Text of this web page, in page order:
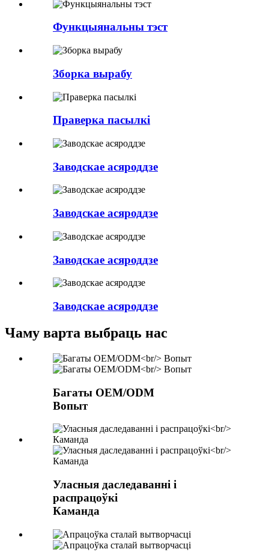
Функцыянальны тэст
Зборка вырабу
Праверка пасылкі
Заводскае асяроддзе
Заводскае асяроддзе
Заводскае асяроддзе
Заводскае асяроддзе
Чаму варта выбраць нас
Багаты OEM/ODM
Вопыт
Уласныя даследаванні і
распрацоўкі
Каманда